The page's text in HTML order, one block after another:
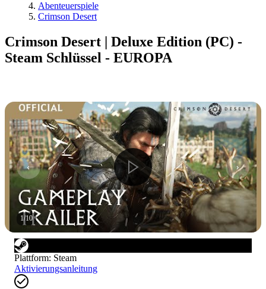
Abenteuerspiele
Crimson Desert
Crimson Desert | Deluxe Edition (PC) -
Steam Schlüssel - EUROPA
1/10
Plattform: Steam
Aktivierungsanleitung